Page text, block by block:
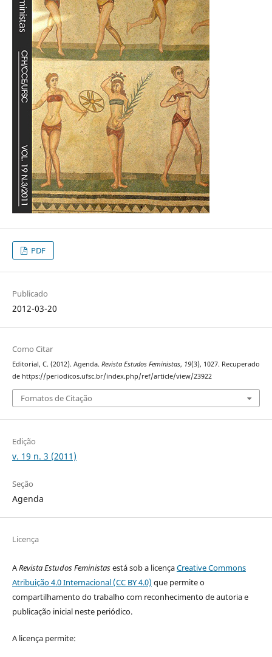
PDF
Publicado
2012-03-20
Como Citar
Editorial, C. (2012). Agenda. Revista Estudos Feministas, 19(3), 1027. Recuperado
de https://periodicos.ufsc.br/index.php/ref/article/view/23922
Fomatos de Citação
Edição
v. 19 n. 3 (2011)
Seção
Agenda
Licença
ARevista Estudos Feministasestá sob a licençaCreative Commons
Atribuição 4.0 Internacional (CC BY 4.0) que permite o
compartilhamento do trabalho com reconhecimento de autoria e
publicação inicial neste periódico.
A licença permite: